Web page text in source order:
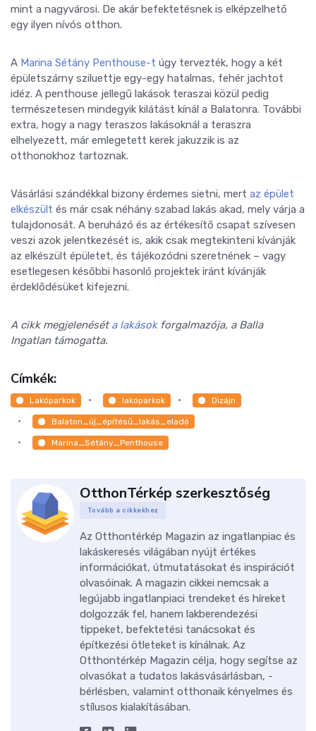
mint a nagyvárosi. De akár befektetésnek is elképzelhető
egy ilyen nívós otthon.
A Marina Sétány Penthouse-t úgy tervezték, hogy a két
épületszárny sziluettje egy-egy hatalmas, fehér jachtot
idéz. A penthouse jellegű lakások teraszai közül pedig
természetesen mindegyik kilátást kínál a Balatonra. További
extra, hogy a nagy teraszos lakásoknál a teraszra
elhelyezett, már emlegetett kerek jakuzzik is az
otthonokhoz tartoznak.
Vásárlási szándékkal bizony érdemes sietni, mert az épület
elkészült és már csak néhány szabad lakás akad, mely várja a
tulajdonosát. A beruházó és az értékesítő csapat szívesen
veszi azok jelentkezését is, akik csak megtekinteni kívánják
az elkészült épületet, és tájékozódni szeretnének – vagy
esetlegesen későbbi hasonló projektek iránt kívánják
érdeklődésüket kifejezni.
A cikk megjelenéséta lakásokforgalmazója, a Balla
Ingatlan támogatta.
Címkék:
Lakóparkok lakóparkok Dizájn
Balaton_új_építésű_lakás_eladó
Marina_Sétány_Penthouse
OtthonTérkép szerkesztőség
Tovább a cikkekhez
Az Otthontérkép Magazin az ingatlanpiac és
lakáskeresés világában nyújt értékes
információkat, útmutatásokat és inspirációt
olvasóinak. A magazin cikkei nemcsak a
legújabb ingatlanpiaci trendeket és híreket
dolgozzák fel, hanem lakberendezési
tippeket, befektetési tanácsokat és
építkezési ötleteket is kínálnak. Az
Otthontérkép Magazin célja, hogy segítse az
olvasókat a tudatos lakásvásárlásban, -
bérlésben, valamint otthonaik kényelmes és
stílusos kialakításában.